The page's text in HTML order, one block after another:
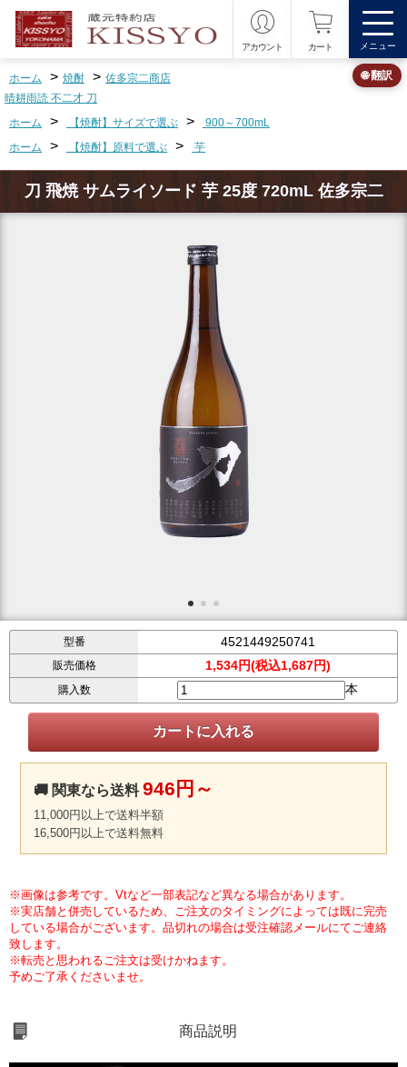
アカウント カート メニュー
ホーム > 焼酎 > 佐多宗二商店
晴耕雨読 不二才 刀
ホーム
> 【焼酎】サイズで選ぶ >
900～700mL
ホーム
> 【焼酎】原料で選ぶ > 芋
刀 飛焼 サムライソード 芋 25度 720mL 佐多宗二
型番 4521449250741
販売価格 1,534円(税込1,687円)
購入数 本
🚚 関東なら送料946円～
11,000円以上で送料半額
16,500円以上で送料無料
※画像は参考です。Vtなど一部表記など異なる場合があります。
※実店舗と併売しているため、ご注文のタイミングによっては既に完売
している場合がございます。品切れの場合は受注確認メールにてご連絡
致します。
※転売と思われるご注文は受けかねます。
予めご了承くださいませ。
商品説明
🌐 翻訳